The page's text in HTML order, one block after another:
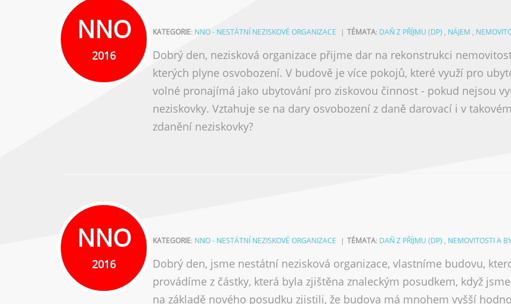
NNO
2016
KATEGORIE: NNO - NESTÁTNÍ NEZISKOVÉ ORGANIZACE TÉMATA: DAŇ Z PŘÍJMU (DP) , NÁJEM ,
Dobrý den, nezisková organizace přijme dar na rekonstrukci
kterých plyne osvobození. V budově je více pokojů, které využí pro
volné pronajímá jako ubytování pro ziskovou činnost - pokud nejsou
neziskovky. Vztahuje se na dary osvobození z daně darovací i v
zdanění neziskovky?
NNO
2016
KATEGORIE: NNO - NESTÁTNÍ NEZISKOVÉ ORGANIZACE TÉMATA: DAŇ Z PŘÍJMU (DP) , NEMOVITOSTI A
Dobrý den, jsme nestátní nezisková organizace, vlastníme budovu,
provádíme z částky, která byla zjištěna znaleckým posudkem, když
na základě nového posudku zjistili, že budova má mnohem vyšší